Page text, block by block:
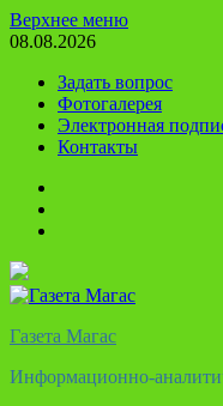
Перейти
к
Верхнее меню
08.08.2026
Задать вопрос
Фотогалерея
Электронная
Контакты
Газета Магас
Информационно-